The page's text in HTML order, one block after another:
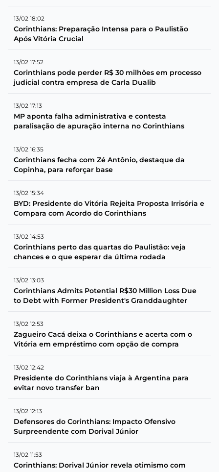
13/02 18:02
Corinthians: Preparação Intensa para o Paulistão
Após Vitória Crucial
13/02 17:52
Corinthians pode perder R$ 30 milhões em processo
judicial contra empresa de Carla Dualib
13/02 17:13
MP aponta falha administrativa e contesta
paralisação de apuração interna no Corinthians
13/02 16:35
Corinthians fecha com Zé Antônio, destaque da
Copinha, para reforçar base
13/02 15:34
BYD: Presidente do Vitória Rejeita Proposta Irrisória e
Compara com Acordo do Corinthians
13/02 14:53
Corinthians perto das quartas do Paulistão: veja
chances e o que esperar da última rodada
13/02 13:03
Corinthians Admits Potential R$30 Million Loss Due
to Debt with Former President's Granddaughter
13/02 12:53
Zagueiro Cacá deixa o Corinthians e acerta com o
Vitória em empréstimo com opção de compra
13/02 12:42
Presidente do Corinthians viaja à Argentina para
evitar novo transfer ban
13/02 12:13
Defensores do Corinthians: Impacto Ofensivo
Surpreendente com Dorival Júnior
13/02 11:53
Corinthians: Dorival Júnior revela otimismo com